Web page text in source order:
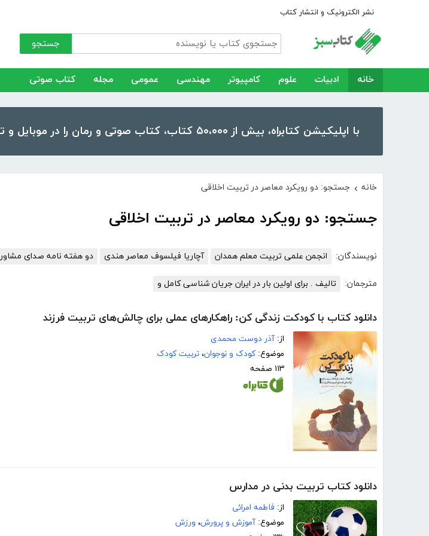
نشر الکترونیک و انتشار کتاب
جستجو
خانه ادبیات علوم کامپیوتر مهندسی عمومی مجله کتاب صوتی
با اپلیکیشن کتابراه، بیش از ۵۰،۰۰۰ کتاب، کتاب صوتی و رمان را در موبایل و تبلت خود داشته باشید!
خانه › جستجو: دو رویکرد معاصر در تربیت اخلاقی
جستجو: دو رویکرد معاصر در تربیت اخلاقی
نویسندگان: انجمن علمی تربیت معلم همدان آچاریا فیلسوف معاصر هندی دو هفته نامه صدای مشاور
مترجمان: تالیف . برای اولین بار در ایران جریان شناسی کامل و
دانلود کتاب با کودکت زندگی کن: راهکارهای عملی برای چالش‌های تربیت فرزند
از: آذر دوست محمدی
موضوع: کودک و نوجوان، تربیت کودک
۱۱۳ صفحه
دانلود کتاب تربیت بدنی در مدارس
از: فاطمه امرائی
موضوع: آموزش و پرورش، ورزش